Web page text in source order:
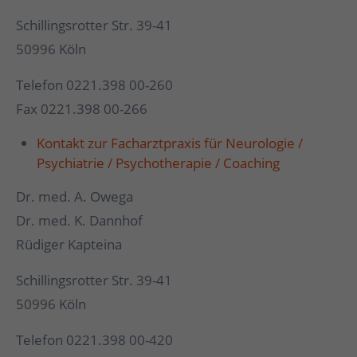
Schillingsrotter Str. 39-41
50996 Köln
Telefon 0221.398 00-260
Fax 0221.398 00-266
Kontakt zur Facharztpraxis für Neurologie /
Psychiatrie / Psychotherapie / Coaching
Dr. med. A. Owega
Dr. med. K. Dannhof
Rüdiger Kapteina
Schillingsrotter Str. 39-41
50996 Köln
Telefon 0221.398 00-420